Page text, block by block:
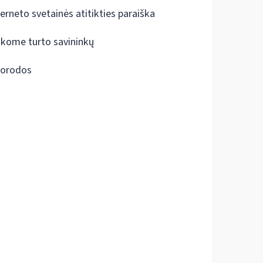
svetainės atitikties paraiška
turto savininkų